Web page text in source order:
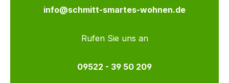
info@schmitt-smartes-wohnen.de
Rufen Sie uns an
09522 - 39 50 209